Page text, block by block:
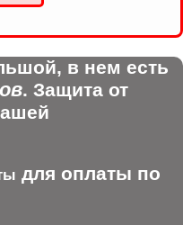
в нем есть
. Защита от
для оплаты по